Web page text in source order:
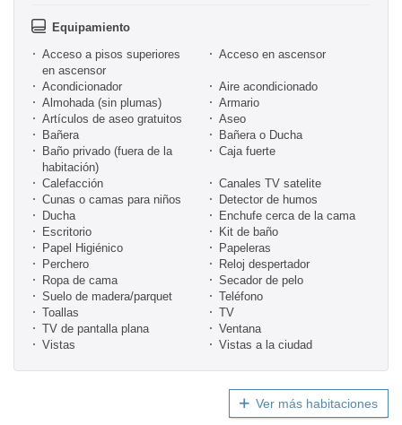
Equipamiento
Acceso a pisos superiores
en ascensor
Acceso en ascensor
Acondicionador
Aire acondicionado
Almohada (sin plumas)
Armario
Artículos de aseo gratuitos
Aseo
Bañera
Bañera o Ducha
Baño privado (fuera de la
habitación)
Caja fuerte
Calefacción
Canales TV satelite
Cunas o camas para niños
Detector de humos
Ducha
Enchufe cerca de la cama
Escritorio
Kit de baño
Papel Higiénico
Papeleras
Perchero
Reloj despertador
Ropa de cama
Secador de pelo
Suelo de madera/parquet
Teléfono
Toallas
TV
TV de pantalla plana
Ventana
Vistas
Vistas a la ciudad
Ver más habitaciones